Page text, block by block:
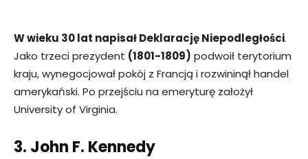
W wieku 30 lat napisał Deklarację Niepodległości.
Jako trzeci prezydent (1801-1809) podwoił terytorium
kraju, wynegocjował pokój z Francją i rozwininął handel
amerykański. Po przejściu na emeryturę założył
University of Virginia.
3. John F. Kennedy